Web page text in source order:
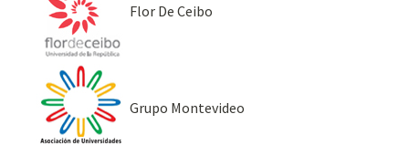
Flor De Ceibo
Grupo Montevideo